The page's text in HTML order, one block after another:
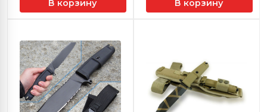
В корзину В корзину